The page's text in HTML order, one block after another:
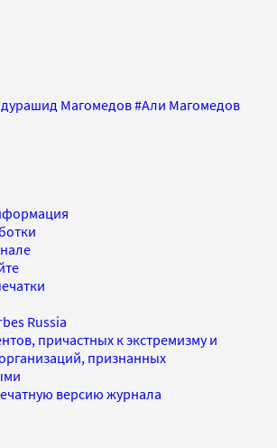
Магомедов#Али Магомедов
Russia
причастных к экстремизму и
признанных
версию журнала